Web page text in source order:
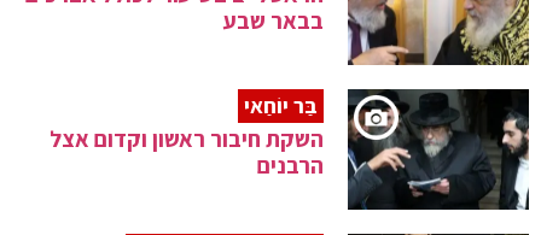
בבאר שבע
בַּר יוֹחַאי
השקת חיבור ראשון וקדום אצל
הרבנים